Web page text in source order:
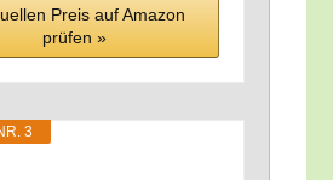
Preis auf Ama­zon
prü­fen »
3